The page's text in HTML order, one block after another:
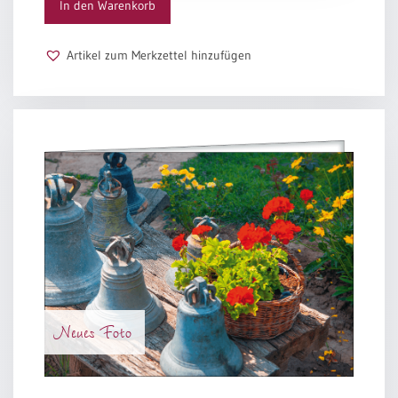
In den Warenkorb
Artikel zum Merkzettel hinzufügen
Neues Foto